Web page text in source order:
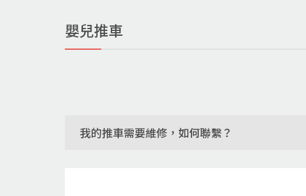
嬰兒推車
我的推車需要維修，如何聯繫？